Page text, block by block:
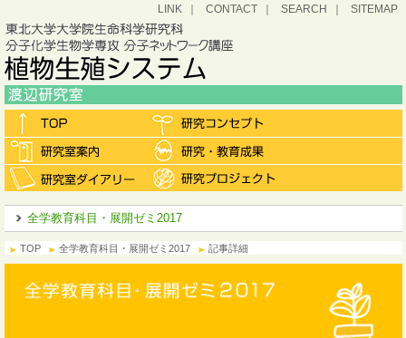
LINK CONTACT SEARCH SITEMAP
全学教育科目・展開ゼミ2017
TOP 全学教育科目・展開ゼミ2017 記事詳細